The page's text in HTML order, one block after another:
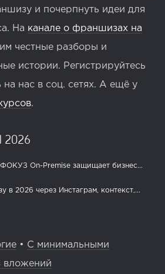
и почерпнуть идеи для
На канале о франшизах на
честные разборы и
истории. Регистрируйтесь
на нас в соц. сетях. А ещё у
.
On-Premise защищает бизнес...
в 2026 через Инстаграм, контекст,...
• С минимальными
вложений